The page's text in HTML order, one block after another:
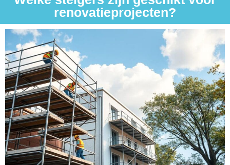
renovatieprojecten?